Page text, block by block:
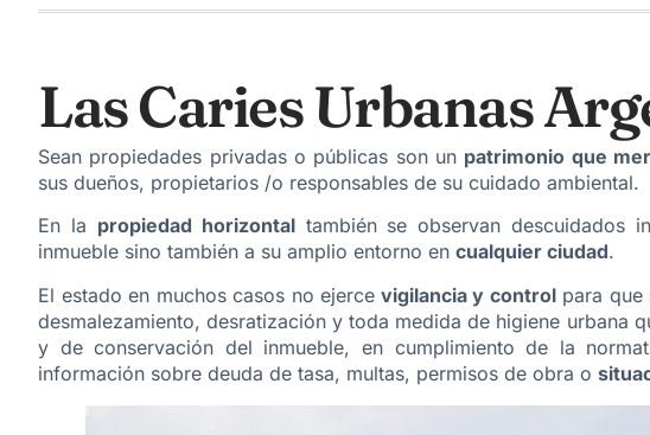
Las Caries Urbanas
Sean propiedades privadas o públicas son un patrimonio que
sus dueños, propietarios /o responsables de su cuidado ambiental.
En la propiedad horizontaltambién se observan descuidados
inmueble sino también a su amplio entorno en cualquier ciudad.
El estado en muchos casos no ejerce vigilancia y controlpara que
desmalezamiento, desratización y toda medida de higiene urbana
y de conservación del inmueble, en cumplimiento de la
información sobre deuda de tasa, multas, permisos de obra o